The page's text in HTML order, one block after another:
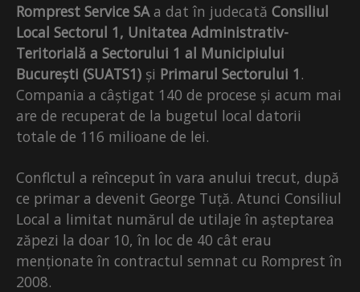
Romprest Service SAa dat în judecată Consiliul
Local Sectorul 1, Unitatea Administrativ-
Teritorială a Sectorului 1 al Municipiului
București (SUATS1) și Primarul Sectorului 1.
Compania a câștigat 140 de procese și acum mai
are de recuperat de la bugetul local datorii
totale de 116 milioane de lei.
Conflctul a reînceput în vara anului trecut, după
ce primar a devenit George Tuță. Atunci Consiliul
Local a limitat numărul de utilaje în așteptarea
zăpezi la doar 10, în loc de 40 cât erau
menționate în contractul semnat cu Romprest în
2008.